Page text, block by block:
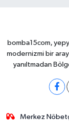
bomba15com,
modernizmi bir
yanıltmadan
Merkez